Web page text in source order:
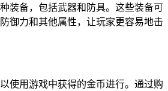
装备，包括武器和防具。这些装备可
御力和其他属性，让玩家更容易地击
使用游戏中获得的金币进行。通过购